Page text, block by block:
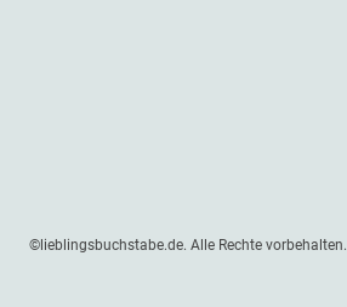
©lieblingsbuchstabe.de. Alle Rechte vorbehalten.